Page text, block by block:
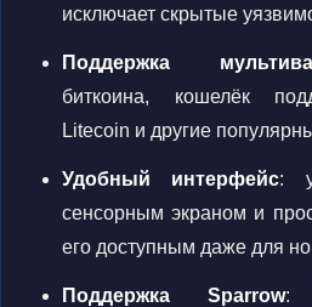
исключает скрытые
Поддержка
биткоина, кошелёк
Litecoin и другие
Удобный интерфейс:
сенсорным экраном и
его доступным даже для
Поддержка Sparrow: